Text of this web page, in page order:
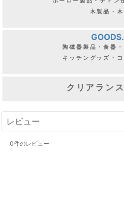
木製品・木
陶磁器製品・食器
キッチングッズ・
クリアラン
レビュー
0件のレビュー